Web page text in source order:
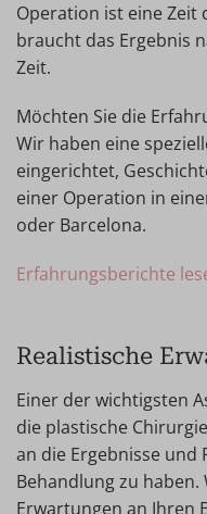
Operation ist eine Zeit
braucht das Ergebnis
Zeit.
Möchten Sie die
Wir haben eine
eingerichtet,
einer Operation in
oder Barcelona.
Erfahrungsberichte
Realistische
Einer der wichtigsten
die plastische
an die Ergebnisse und
Behandlung zu
Erwartungen an Ihren